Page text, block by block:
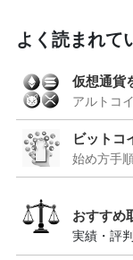
よく読まれて
仮想通貨
アルトコ
ビットコ
始め方手
おすすめ
実績・評